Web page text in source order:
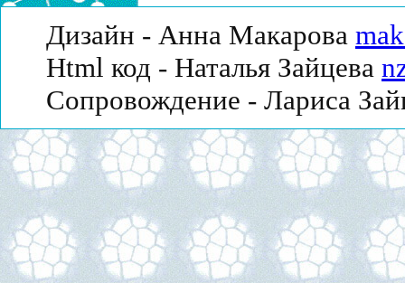
Дизайн - Анна Макарова
Html код - Наталья Зайцева
Сопровождение - Лариса